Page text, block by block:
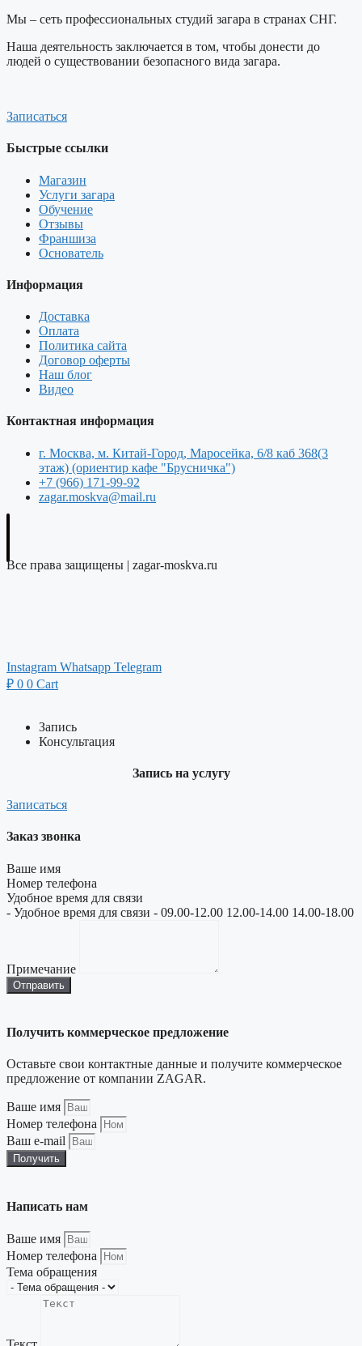
Мы – сеть профессиональных студий загара в странах СНГ.
Наша деятельность заключается в том, чтобы донести до
людей о существовании безопасного вида загара.
Записаться
Быстрые ссылки
Магазин
Услуги загара
Обучение
Отзывы
Франшиза
Основатель
Информация
Доставка
Оплата
Политика сайта
Договор оферты
Наш блог
Видео
Контактная информация
г. Москва, м. Китай-Город, Маросейка, 6/8 каб 368(3
этаж) (ориентир кафе "Брусничка")
+7 (966) 171-99-92
zagar.moskva@mail.ru
Все права защищены | zagar-moskva.ru
Instagram Whatsapp Telegram
₽ 0 0 Cart
Запись
Консультация
Запись на услугу
Записаться
Заказ звонка
Ваше имя
Номер телефона
Удобное время для связи
- Удобное время для связи - 09.00-12.00 12.00-14.00 14.00-18.00
Примечание
Отправить
Получить коммерческое предложение
Оставьте свои контактные данные и получите коммерческое
предложение от компании ZAGAR.
Ваше имя
Номер телефона
Ваш e-mail
Получить
Написать нам
Ваше имя
Номер телефона
Тема обращения